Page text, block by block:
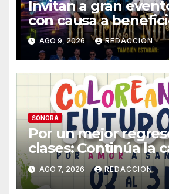
Invitan a gran
con causa a
Fundación
Ayudar HMO»
AGO 9, 2026 REDACCION
SONORA
Por un mejor
clases: Continúa la
de recolección de
«Coloreando
AGO 7, 2026 REDACCION